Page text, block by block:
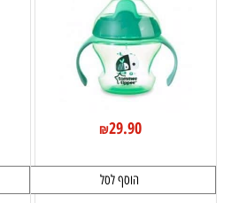
₪29.90
הוסף לסל